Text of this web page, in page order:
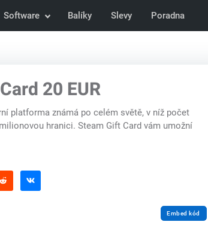
Software Balíky Slevy Poradna
20 EUR
platforma známá po celém světě, v níž počet
hranici. Steam Gift Card vám umožní
Embed kód